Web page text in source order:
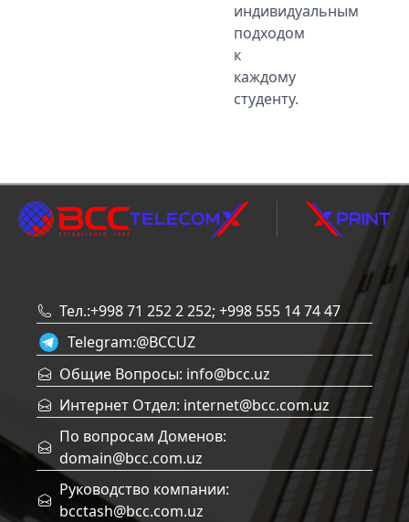
индивидуальным
подходом
к
каждому
студенту.
Тел.:+998 71 252 2 252; +998 555 14 74 47
Telegram:@BCCUZ
Общие Вопросы: info@bcc.uz
Интернет Отдел: internet@bcc.com.uz
По вопросам Доменов:
domain@bcc.com.uz
Руководство компании:
bcctash@bcc.com.uz